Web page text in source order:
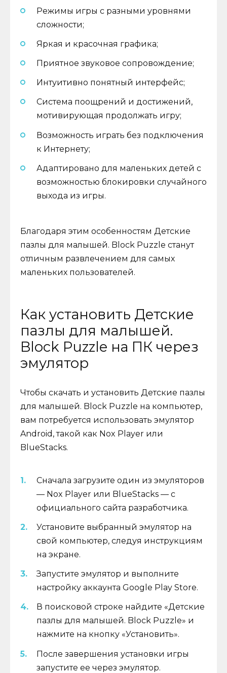
Режимы игры с разными уровнями
сложности;
Яркая и красочная графика;
Приятное звуковое сопровождение;
Интуитивно понятный интерфейс;
Система поощрений и достижений,
мотивирующая продолжать игру;
Возможность играть без подключения
к Интернету;
Адаптировано для маленьких детей с
возможностью блокировки случайного
выхода из игры.
Благодаря этим особенностям Детские
пазлы для малышей. Block Puzzle станут
отличным развлечением для самых
маленьких пользователей.
Как установить Детские
пазлы для малышей.
Block Puzzle на ПК через
эмулятор
Чтобы скачать и установить Детские пазлы
для малышей. Block Puzzle на компьютер,
вам потребуется использовать эмулятор
Android, такой как Nox Player или
BlueStacks.
Сначала загрузите один из эмуляторов
— Nox Player или BlueStacks — с
официального сайта разработчика.
Установите выбранный эмулятор на
свой компьютер, следуя инструкциям
на экране.
Запустите эмулятор и выполните
настройку аккаунта Google Play Store.
В поисковой строке найдите «Детские
пазлы для малышей. Block Puzzle» и
нажмите на кнопку «Установить».
После завершения установки игры
запустите ее через эмулятор.